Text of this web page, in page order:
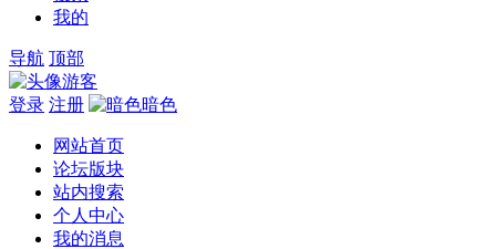
我的
导航 顶部
游客
登录 注册 暗色
网站首页
论坛版块
站内搜索
个人中心
我的消息